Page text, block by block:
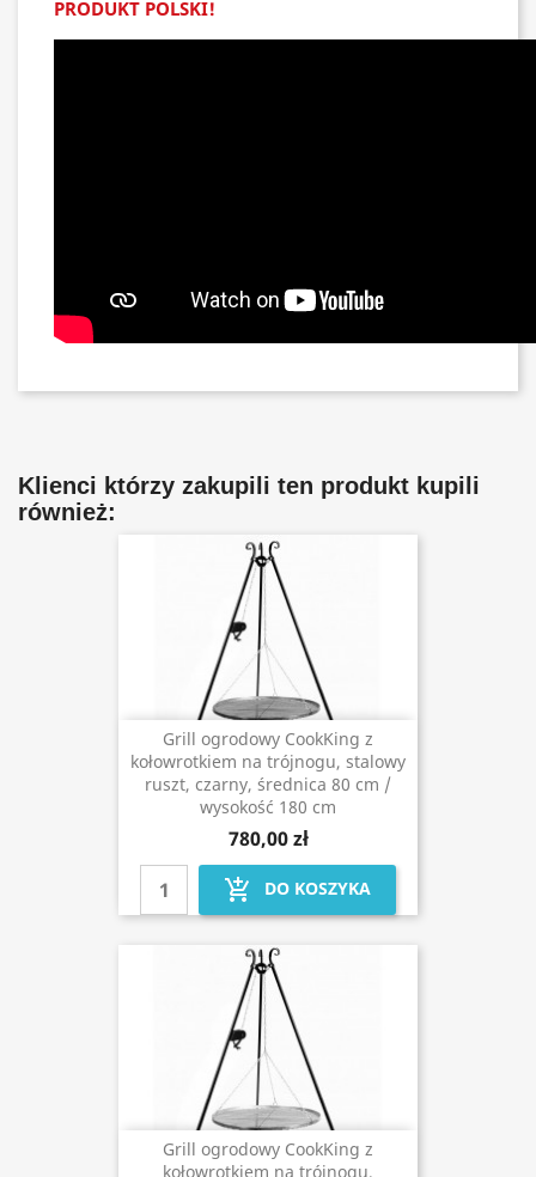
PRODUKT POLSKI!
Klienci którzy zakupili ten produkt kupili
również:
Grill ogrodowy CookKing z
kołowrotkiem na trójnogu, stalowy
ruszt, czarny, średnica 80 cm /
wysokość 180 cm
780,00 zł
add_shopping_cart DO KOSZYKA
Grill ogrodowy CookKing z
kołowrotkiem na trójnogu,